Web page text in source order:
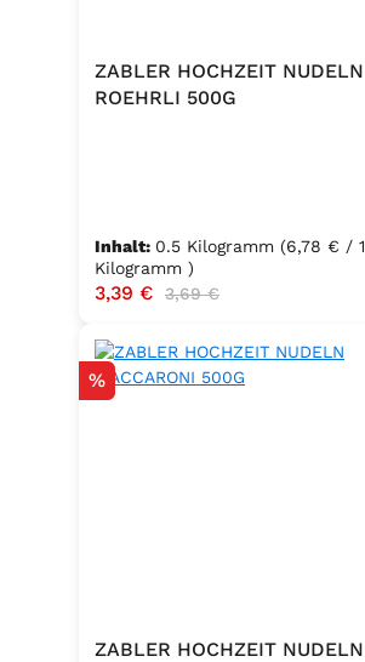
ZABLER HOCHZEIT NUDELN
ROEHRLI 500G
Inhalt: 0.5 Kilogramm (6,78 € / 1
Kilogramm )
Verkaufspreis:
3,39 € Regulärer Preis:
3,69 €
Rabatt
%
ZABLER HOCHZEIT NUDELN